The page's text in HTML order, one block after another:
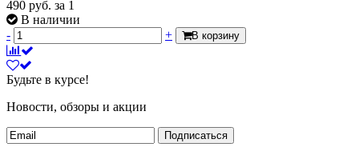
490 руб. за 1
В наличии
-
+ В корзину
Будьте в курсе!
Новости, обзоры и акции
Подписаться